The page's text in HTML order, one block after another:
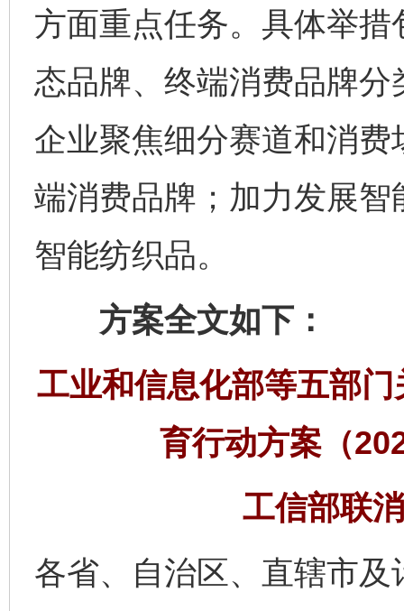
方面重点任务。具体举
态品牌、终端消费品牌
企业聚焦细分赛道和消
端消费品牌；加力发展
智能纺织品。
方案全文如下：
工业和信息化部等五部
育行动方案（
工信部联
各省、自治区、直辖市